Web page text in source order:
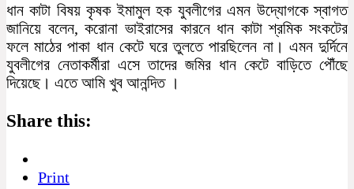
ধান কাটা বিষয় কৃষক ইমামুল হক যুবলীগের এমন উদ্যোগকে স্বাগত
জানিয়ে বলেন, করোনা ভাইরাসের কারনে ধান কাটা শ্রমিক সংকটের
ফলে মাঠের পাকা ধান কেটে ঘরে তুলতে পারছিলেন না। এমন দুর্দিনে
যুবলীগের নেতাকর্মীরা এসে তাদের জমির ধান কেটে বাড়িতে পৌঁছে
দিয়েছে। এতে আমি খুব আনন্দিত ।
Share this:
Print